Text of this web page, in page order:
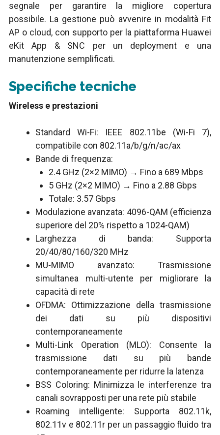
segnale per garantire la migliore copertura
possibile. La gestione può avvenire in modalità Fit
AP o cloud, con supporto per la piattaforma Huawei
eKit App & SNC per un deployment e una
manutenzione semplificati.
Specifiche tecniche
Wireless e prestazioni
Standard Wi-Fi: IEEE 802.11be (Wi-Fi 7),
compatibile con 802.11a/b/g/n/ac/ax
Bande di frequenza:
2.4 GHz (2×2 MIMO) → Fino a 689 Mbps
5 GHz (2×2 MIMO) → Fino a 2.88 Gbps
Totale: 3.57 Gbps
Modulazione avanzata: 4096-QAM (efficienza
superiore del 20% rispetto a 1024-QAM)
Larghezza di banda: Supporta
20/40/80/160/320 MHz
MU-MIMO avanzato: Trasmissione
simultanea multi-utente per migliorare la
capacità di rete
OFDMA: Ottimizzazione della trasmissione
dei dati su più dispositivi
contemporaneamente
Multi-Link Operation (MLO): Consente la
trasmissione dati su più bande
contemporaneamente per ridurre la latenza
BSS Coloring: Minimizza le interferenze tra
canali sovrapposti per una rete più stabile
Roaming intelligente: Supporta 802.11k,
802.11v e 802.11r per un passaggio fluido tra